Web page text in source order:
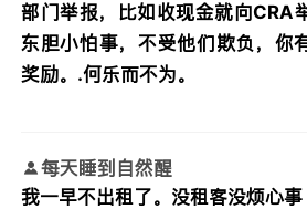
部门举报，比如收现金就向CRA
东胆小怕事，不受他们欺负，你
奖励。.何乐而不为。
每天睡到自然醒
我一早不出租了。没租客没烦心事